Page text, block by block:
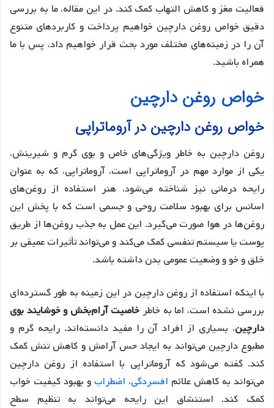
فعالیت مغز و کاهش التهاب کمک کند. در این مقاله، ما به بررسی
دقیق خواص روغن دارچین خواهیم پرداخت و کاربردهای متنوع
آن را در زمینه‌های مختلف مورد بحث قرار خواهیم داد، پس با ما
همراه باشید.
خواص روغن دارچین
خواص روغن دارچین در آروماتراپی
روغن دارچین به خاطر ویژگی‌های خاص و بوی گرم و شیرینش،
یکی از موارد مهم در آروماتراپی است. آروماتراپی، که به عنوان
رایحه درمانی نیز شناخته می‌شود، هنر استفاده از روغن‌های
اسانس برای بهبود سلامت روحی و جسمی است که با پخش این
روغن‌ها در هوا صورت می‌گیرد. این عمل به جذب روغن‌ها از طریق
پوست یا سیستم تنفسی کمک می‌کند و می‌تواند تأثیرات عمیقی بر
خلق و خو و وضعیت عمومی بدن داشته باشد.
با اینکه استفاده از روغن دارچین در این زمینه به طور گسترده‌ای
بررسی نشده است، اما به خاطرخاصیت آرام‌بخش و خوشایند بوی
دارچین، بسیاری از افراد آن را مفید دانسته‌اند. رایحه گرم و
مطبوع دارچین می‌تواند به ایجاد حس آرامش و کاهش تنش کمک
کند. گفته می‌شود که آروماتراپی با استفاده از روغن دارچین
می‌تواند به کاهش علائم افسردگی، اضطراب و بهبود کیفیت خواب
کمک کند. استنشاق این رایحه می‌تواند به تنظیم سطح